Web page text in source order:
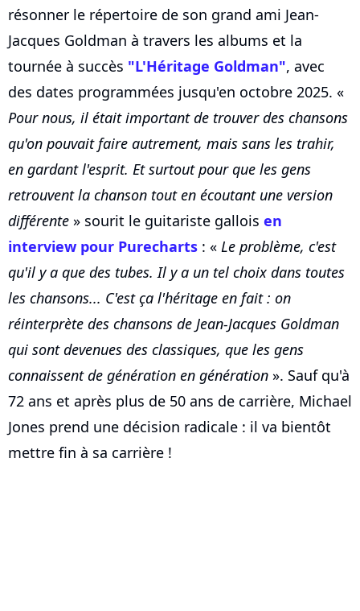
résonner le répertoire de son grand ami Jean-
Jacques Goldman à travers les albums et la
tournée à succès "L'Héritage Goldman", avec
des dates programmées jusqu'en octobre 2025. «
Pour nous, il était important de trouver des chansons
qu'on pouvait faire autrement, mais sans les trahir,
en gardant l'esprit. Et surtout pour que les gens
retrouvent la chanson tout en écoutant une version
différente » sourit le guitariste gallois en
interview pour Purecharts : « Le problème, c'est
qu'il y a que des tubes. Il y a un tel choix dans toutes
les chansons... C'est ça l'héritage en fait : on
réinterprète des chansons de Jean-Jacques Goldman
qui sont devenues des classiques, que les gens
connaissent de génération en génération ». Sauf qu'à
72 ans et après plus de 50 ans de carrière, Michael
Jones prend une décision radicale : il va bientôt
mettre fin à sa carrière !